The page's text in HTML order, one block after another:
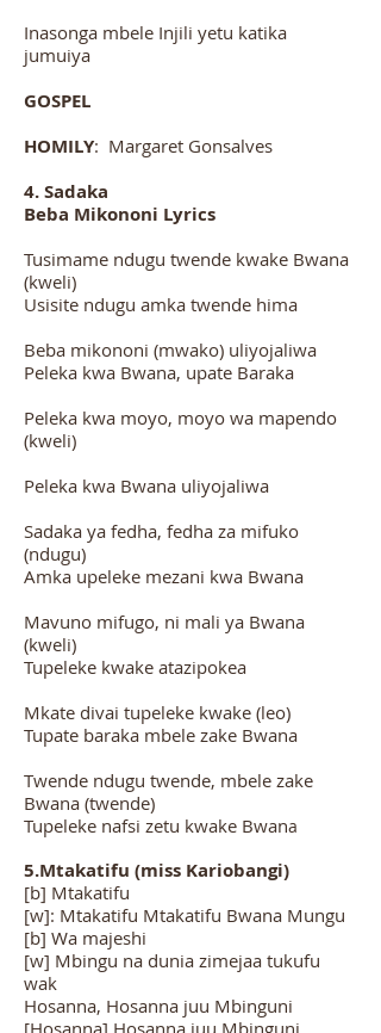
Inasonga mbele Injili yetu katika
jumuiya
GOSPEL
HOMILY: Margaret Gonsalves
4. Sadaka
Beba Mikononi Lyrics
Tusimame ndugu twende kwake Bwana
(kweli)
Usisite ndugu amka twende hima
Beba mikononi (mwako) uliyojaliwa
Peleka kwa Bwana, upate Baraka
Peleka kwa moyo, moyo wa mapendo
(kweli)
Peleka kwa Bwana uliyojaliwa
Sadaka ya fedha, fedha za mifuko
(ndugu)
Amka upeleke mezani kwa Bwana
Mavuno mifugo, ni mali ya Bwana
(kweli)
Tupeleke kwake atazipokea
Mkate divai tupeleke kwake (leo)
Tupate baraka mbele zake Bwana
Twende ndugu twende, mbele zake
Bwana (twende)
Tupeleke nafsi zetu kwake Bwana
5.Mtakatifu (miss Kariobangi)
[b] Mtakatifu
[w]: Mtakatifu Mtakatifu Bwana Mungu
[b] Wa majeshi
[w] Mbingu na dunia zimejaa tukufu
wak
Hosanna, Hosanna juu Mbinguni
[Hosanna] Hosanna juu Mbinguni